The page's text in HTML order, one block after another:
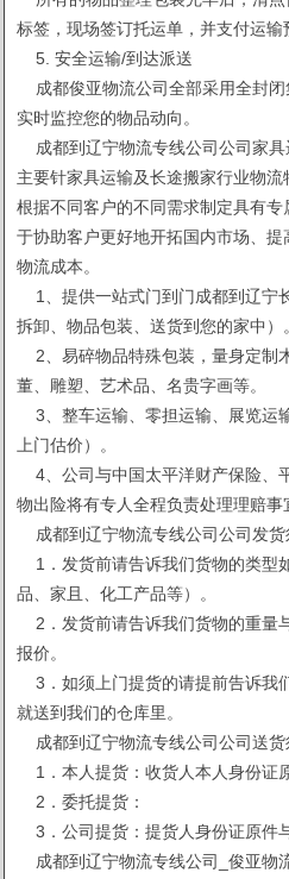
标签，现场签订托运单，并支付运输
5. 安全运输/到达派送
成都俊亚物流公司全部采用全封闭
实时监控您的物品动向。
成都到辽宁物流专线公司公司家具
主要针家具运输及长途搬家行业物
根据不同客户的不同需求制定具有
于协助客户更好地开拓国内市场、
物流成本。
1、提供一站式门到门成都到辽宁
拆卸、物品包装、送货到您的家中）。
2、易碎物品特殊包装，量身定制
董、雕塑、艺术品、名贵字画等。
3、整车运输、零担运输、展览运
上门估价）。
4、公司与中国太平洋财产保险、
物出险将有专人全程负责处理理赔事
成都到辽宁物流专线公司公司发货
1．发货前请告诉我们货物的类型
品、家且、化工产品等）。
2．发货前请告诉我们货物的重量
报价。
3．如须上门提货的请提前告诉我
就送到我们的仓库里。
成都到辽宁物流专线公司公司送货
1．本人提货：收货人本人身份证原
2．委托提货：
3．公司提货：提货人身份证原件
成都到辽宁物流专线公司_俊亚物